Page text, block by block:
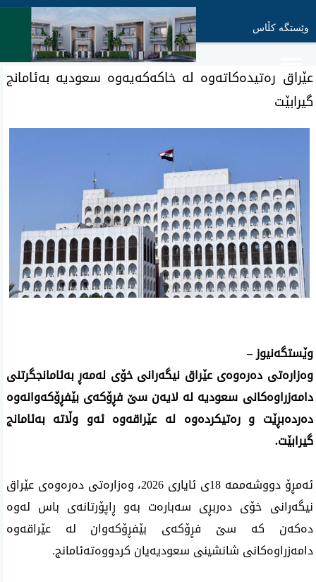
وێستگە کڵاس
عێراق ره‌تیده‌كاته‌وه‌ له‌ خاكه‌كه‌یه‌وه‌ سعودیه‌ به‌ئامانج
گیرابێت
وێستگه‌نیوز –
وه‌زاره‌تی ده‌ره‌وه‌ی‌ عێراق نیگه‌رانی خۆی له‌مه‌ڕ به‌ئامانجگرتنی
دامه‌زراوه‌كانی‌ سعودیه‌ له‌ لایه‌ن سێ فڕۆكه‌ی بێفڕۆكه‌وانه‌وه‌
ده‌رده‌بڕێت و ره‌تیكرده‌وه‌ له‌ عێراقه‌وه‌ ئه‌و وڵاته‌ به‌ئامانج
گیرابێت.
ئه‌مڕۆ دووشه‌ممه‌ 18ی ئایاری 2026، وه‌زاره‌تی ده‌ره‌وه‌ی‌ عێراق
نیگه‌رانی خۆی ده‌ربڕی سه‌باره‌ت به‌و ڕاپۆرتانه‌ی باس له‌وه‌
ده‌كه‌ن كه‌ سێ فڕۆكه‌ی بێفڕۆكه‌وان له‌ عێراقه‌وه‌
دامه‌زراوه‌كانی شانشینی سعودیه‌یان كردووه‌ته‌ئامانج.